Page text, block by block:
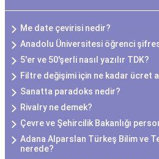
Me date çevirisi nedir?
Anadolu Üniversitesi öğrenci
5'er ve 50'şerli nasıl yazılır TDK?
Filtre değişimi için ne kadar ücret
Sanatta paradoks nedir?
Rivalry ne demek?
Çevre ve Şehircilik Bakanlığı
Adana Alparslan Türkeş Bilim ve
nerede?